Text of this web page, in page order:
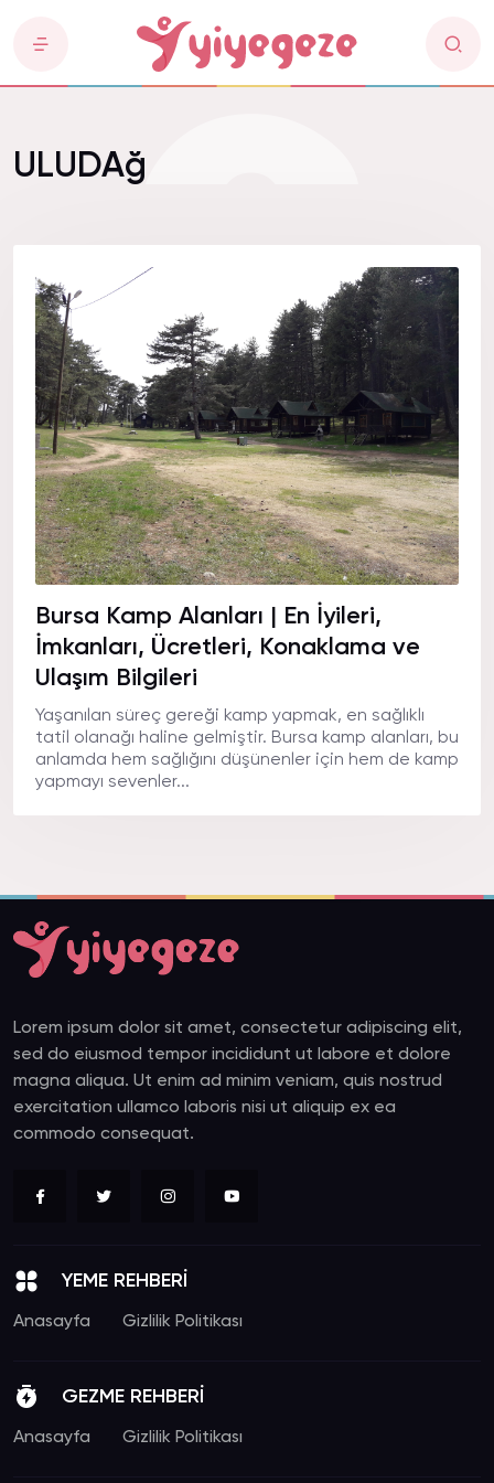
ULUDAğ
Bursa Kamp Alanları | En İyileri,
İmkanları, Ücretleri, Konaklama ve
Ulaşım Bilgileri
Yaşanılan süreç gereği kamp yapmak, en sağlıklı
tatil olanağı haline gelmiştir. Bursa kamp alanları, bu
anlamda hem sağlığını düşünenler için hem de kamp
yapmayı sevenler...
Lorem ipsum dolor sit amet, consectetur adipiscing elit,
sed do eiusmod tempor incididunt ut labore et dolore
magna aliqua. Ut enim ad minim veniam, quis nostrud
exercitation ullamco laboris nisi ut aliquip ex ea
commodo consequat.
YEME REHBERİ
Anasayfa Gizlilik Politikası
GEZME REHBERİ
Anasayfa Gizlilik Politikası